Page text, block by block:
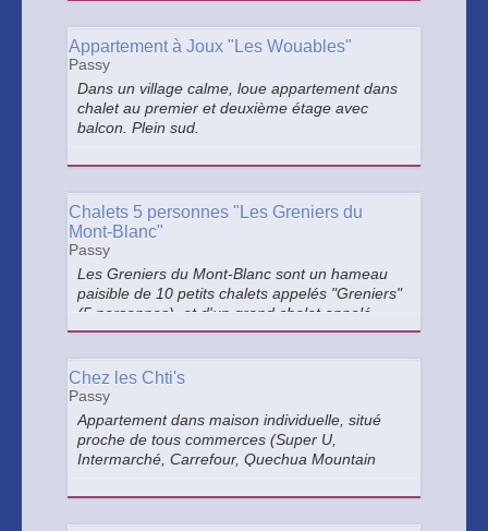
Appartement à Joux "Les Wouables"
Passy
Dans un village calme, loue appartement dans
chalet au premier et deuxième étage avec
balcon. Plein sud.
Chalets 5 personnes "Les Greniers du
Mont-Blanc"
Passy
Les Greniers du Mont-Blanc sont un hameau
paisible de 10 petits chalets appelés "Greniers"
(5 personnes), et d'un grand chalet appelé
"Mont-Blanc" (12 personnes) Construit
intérieur chaleureux et plein de charme.
Chez les Chti's
Passy
Appartement dans maison individuelle, situé
proche de tous commerces (Super U,
Intermarché, Carrefour, Quechua Mountain